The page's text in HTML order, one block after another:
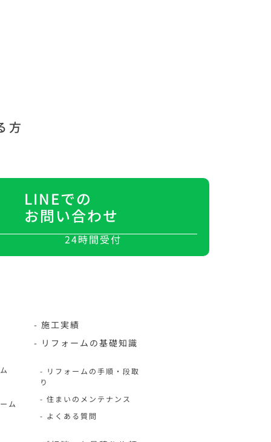
方
LINEでの
お問い合わせ
24時間受付
ム
- 施工実績
- リフォームの基礎知識
- リフォームの手順・段取
り
- 住まいのメンテナンス
- よくある質問